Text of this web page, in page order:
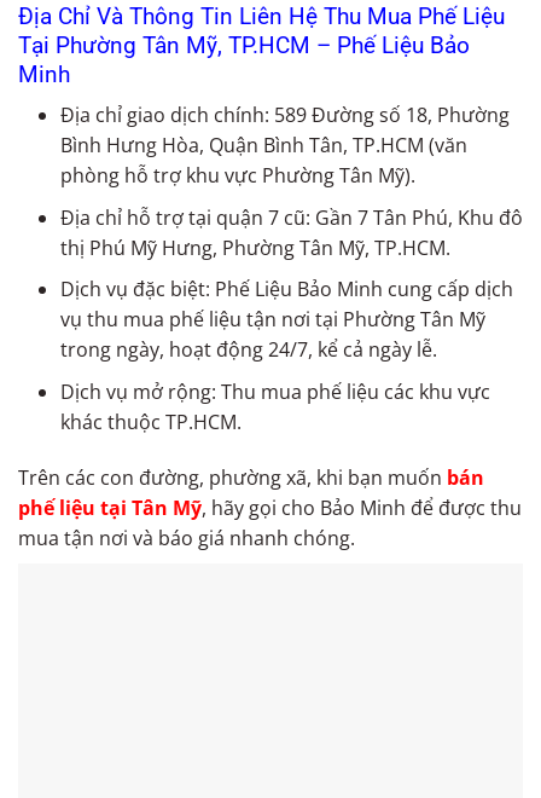
Địa Chỉ Và Thông Tin Liên Hệ Thu Mua Phế Liệu
Tại Phường Tân Mỹ, TP.HCM – Phế Liệu Bảo
Minh
Địa chỉ giao dịch chính: 589 Đường số 18, Phường
Bình Hưng Hòa, Quận Bình Tân, TP.HCM (văn
phòng hỗ trợ khu vực Phường Tân Mỹ).
Địa chỉ hỗ trợ tại quận 7 cũ: Gần 7 Tân Phú, Khu đô
thị Phú Mỹ Hưng, Phường Tân Mỹ, TP.HCM.
Dịch vụ đặc biệt: Phế Liệu Bảo Minh cung cấp dịch
vụ thu mua phế liệu tận nơi tại Phường Tân Mỹ
trong ngày, hoạt động 24/7, kể cả ngày lễ.
Dịch vụ mở rộng: Thu mua phế liệu các khu vực
khác thuộc TP.HCM.
Trên các con đường, phường xã, khi bạn muốn bán
phế liệu tại Tân Mỹ, hãy gọi cho Bảo Minh để được thu
mua tận nơi và báo giá nhanh chóng.